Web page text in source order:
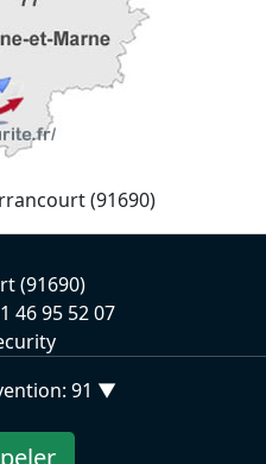
(91690)
(91690)
46 95 52 07
91 ▼